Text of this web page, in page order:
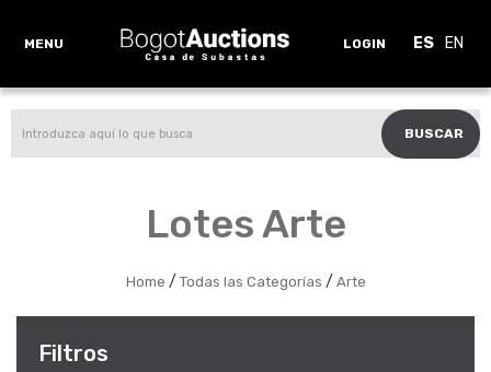
MENU LOGIN ES EN
BUSCAR
Lotes Arte
Home / Todas las Categorías / Arte
Filtros